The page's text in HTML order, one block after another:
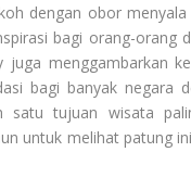
dengan obor
bagi orang-orang
menggambarkan
bagi banyak negara
satu tujuan wisata
untuk melihat patung